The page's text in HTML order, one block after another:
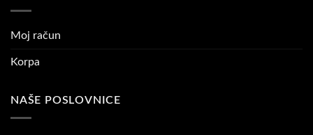
Moj račun
Korpa
NAŠE POSLOVNICE